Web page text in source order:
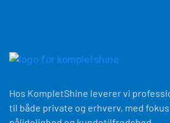
Hos KompletShine leverer vi
til både private og erhverv, med